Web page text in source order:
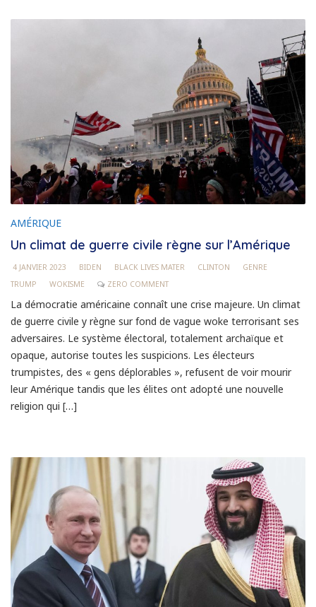
AMÉRIQUE
Un climat de guerre civile règne sur l’Amérique
4 JANVIER 2023 BIDEN BLACK LIVES MATER CLINTON
GENRE
TRUMP
WOKISME ZERO COMMENT
La démocratie américaine connaît une crise majeure. Un climat
de guerre civile y règne sur fond de vague woke terrorisant ses
adversaires. Le système électoral, totalement archaïque et
opaque, autorise toutes les suspicions. Les électeurs
trumpistes, des « gens déplorables », refusent de voir mourir
leur Amérique tandis que les élites ont adopté une nouvelle
religion qui […]